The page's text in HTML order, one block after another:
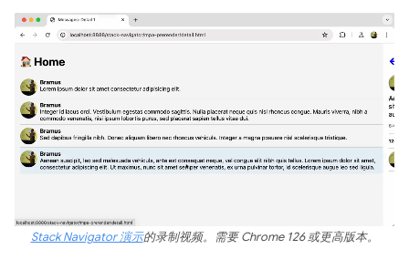
Stack Navigator 演示的录制视频。需要 Chrome 126 或更高版本。